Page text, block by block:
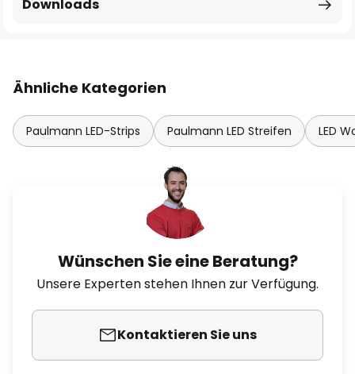
Downloads
Ähnliche Kategorien
Paulmann LED-Strips Paulmann LED Streifen LED
Wünschen Sie eine Beratung?
Unsere Experten stehen Ihnen zur Verfügung.
Kontaktieren Sie uns